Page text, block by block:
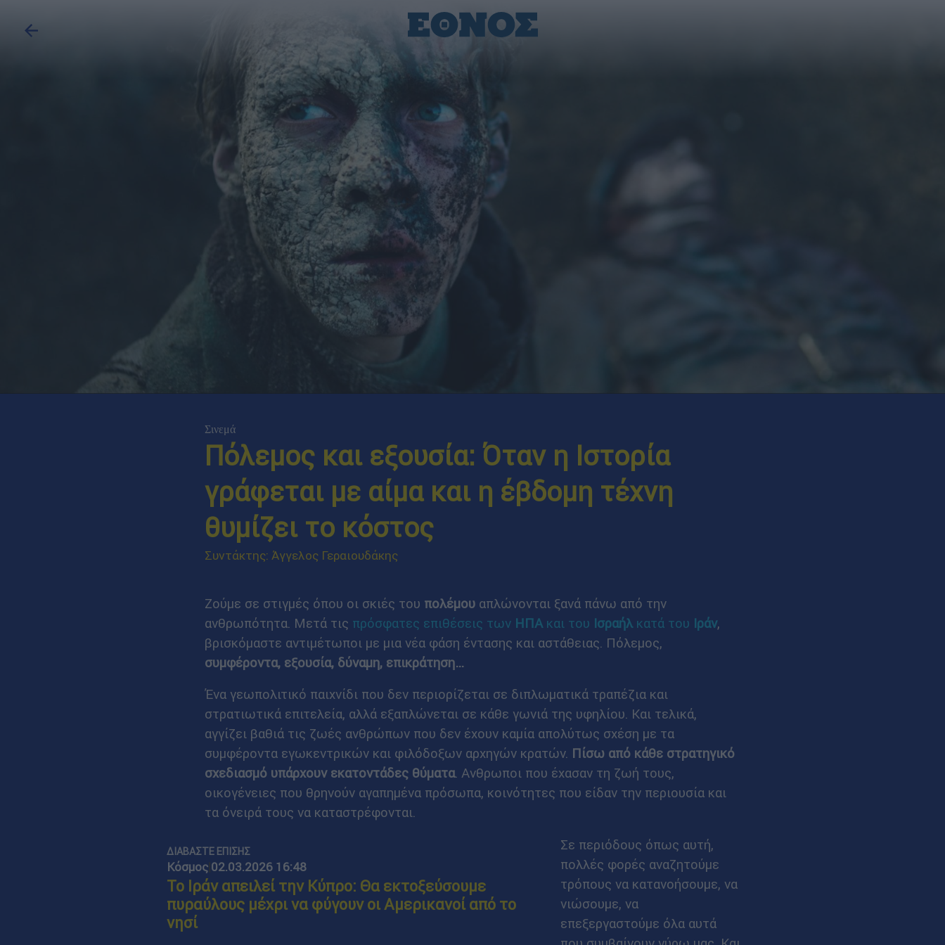
Σινεμά
Πόλεμος και εξουσία: Όταν η Ιστορία
γράφεται με αίμα και η έβδομη τέχνη
θυμίζει το κόστος
Συντάκτης: Άγγελος Γεραιουδάκης
Ζούμε σε στιγμές όπου οι σκιές του πολέμουαπλώνονται ξανά πάνω από την
ανθρωπότητα. Μετά τις πρόσφατες επιθέσεις των ΗΠΑκαι του Ισραήλκατά του Ιράν,
βρισκόμαστε αντιμέτωποι με μια νέα φάση έντασης και αστάθειας. Πόλεμος,
συμφέροντα, εξουσία, δύναμη, επικράτηση…
Ένα γεωπολιτικό παιχνίδι που δεν περιορίζεται σε διπλωματικά τραπέζια και
στρατιωτικά επιτελεία, αλλά εξαπλώνεται σε κάθε γωνιά της υφηλίου. Και τελικά,
αγγίζει βαθιά τις ζωές ανθρώπων που δεν έχουν καμία απολύτως σχέση με τα
συμφέροντα εγωκεντρικών και φιλόδοξων αρχηγών κρατών. Πίσω από κάθε στρατηγικό
σχεδιασμό υπάρχουν εκατοντάδες θύματα. Ανθρωποι που έχασαν τη ζωή τους,
οικογένειες που θρηνούν αγαπημένα πρόσωπα, κοινότητες που είδαν την περιουσία και
τα όνειρά τους να καταστρέφονται.
ΔΙΑΒΑΣΤΕ ΕΠΙΣΗΣ
Κόσμος| 02.03.2026 16:48
Το Ιράν απειλεί την Κύπρο: Θα εκτοξεύσουμε
πυραύλους μέχρι να φύγουν οι Αμερικανοί από το
νησί
Σε περιόδους όπως αυτή,
πολλές φορές αναζητούμε
τρόπους να κατανοήσουμε, να
νιώσουμε, να
επεξεργαστούμε όλα αυτά